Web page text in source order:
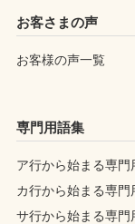
お客さまの声
お客様の声一覧
専門用語集
ア行から始まる専門
カ行から始まる専門
サ行から始まる専門